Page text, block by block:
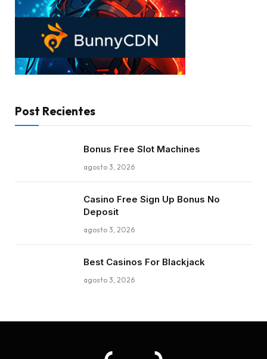
Post Recientes
Bonus Free Slot Machines
agosto 3, 2026
Casino Free Sign Up Bonus No
Deposit
agosto 3, 2026
Best Casinos For Blackjack
agosto 3, 2026